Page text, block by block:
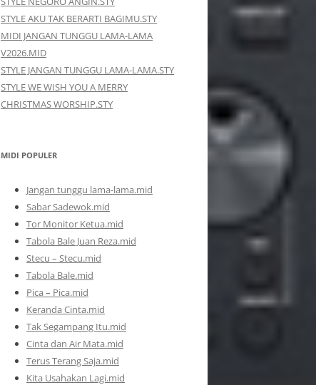
STYLE AKU TAK BERARTI BAGIMU.STY
MIDI JANGAN TUNGGU LAMA-LAMA
V2026.MID
STYLE JANGAN TUNGGU LAMA-LAMA.STY
STYLE WE WISH YOU A MERRY
CHRISTMAS WORSHIP.STY
MIDI POPULER
Jangan tunggu lama-lama.mid
Sabar Sadewok.mid
Tor Monitor Ketua.mid
Tabola Bale Juan Reza.mid
Stecu – Stecu.mid
Tabola Bale.mid
Pica – Pica.mid
Keranda Cinta.mid
Tak Segampang Itu.mid
Cinta dan Air Mata.mid
Terus Terang Saja.mid
Kita Usahakan Lagi.mid